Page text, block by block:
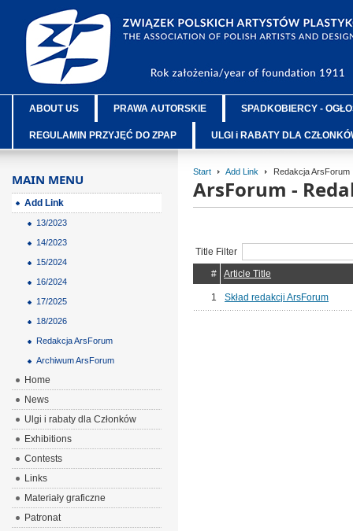
ABOUT US PRAWA AUTORSKIE SPADKOBIERCY -
REGULAMIN PRZYJĘĆ DO ZPAP ULGI i RABATY DLA
Start Add Link Redakcja ArsForum
ArsForum -
Title Filter
#
Article Title
1 Skład redakcji ArsForum
MAIN MENU
Add Link
13/2023
14/2023
15/2024
16/2024
17/2025
18/2026
Redakcja ArsForum
Archiwum ArsForum
Home
News
Ulgi i rabaty dla Członków
Exhibitions
Contests
Links
Materiały graficzne
Patronat